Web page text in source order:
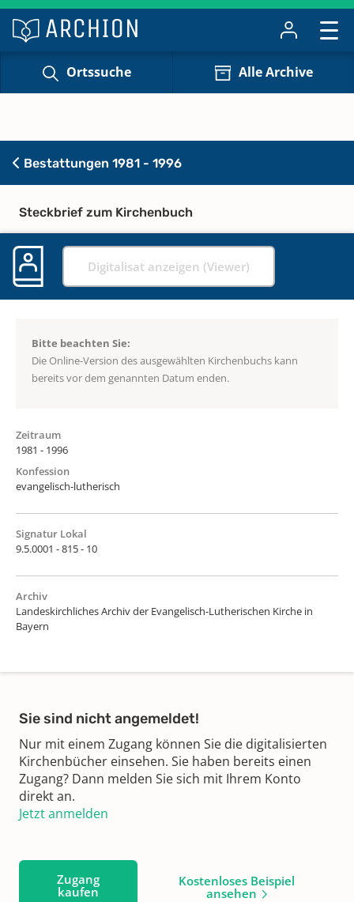
Ortssuche Alle Archive
Bestattungen 1981 - 1996
Steckbrief zum Kirchenbuch
Digitalisat anzeigen (Viewer)
Bitte beachten Sie:
Die Online-Version des ausgewählten Kirchenbuchs kann
bereits vor dem genannten Datum enden.
Zeitraum
1981 - 1996
Konfession
evangelisch-lutherisch
Signatur Lokal
9.5.0001 - 815 - 10
Archiv
Landeskirchliches Archiv der Evangelisch-Lutherischen Kirche in
Bayern
Sie sind nicht angemeldet!
Nur mit einem Zugang können Sie die digitalisierten
Kirchenbücher einsehen. Sie haben bereits einen
Zugang? Dann melden Sie sich mit Ihrem Konto
direkt an.
Jetzt anmelden
Zugang
kaufen
Kostenloses Beispiel
ansehen